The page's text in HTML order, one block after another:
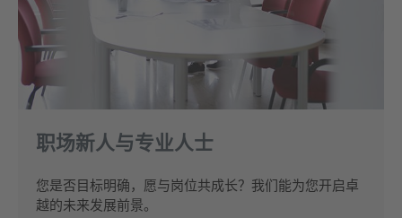
职场新人与专业人士
您是否目标明确，愿与岗位共成长？我们能为您开启卓
越的未来发展前景。